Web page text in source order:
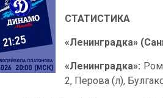
СТАТИСТИКА
«Ленинградка»
«Ленинградка»:
2, Перова (л),